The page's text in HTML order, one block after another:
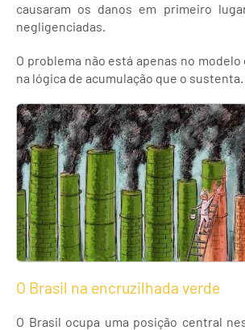
causaram os danos em primeiro
negligenciadas.
O problema não está apenas no
na lógica de acumulação que o sustenta.
O Brasil na encruzilhada verde
O Brasil ocupa uma posição central